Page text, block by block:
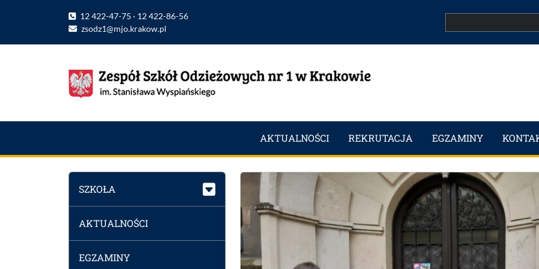
12 422-47-75 · 12 422-86-56
zsodz1@mjo.krakow.pl
AKTUALNOŚCI REKRUTACJA EGZAMINY
SZKOŁA
AKTUALNOŚCI
EGZAMINY